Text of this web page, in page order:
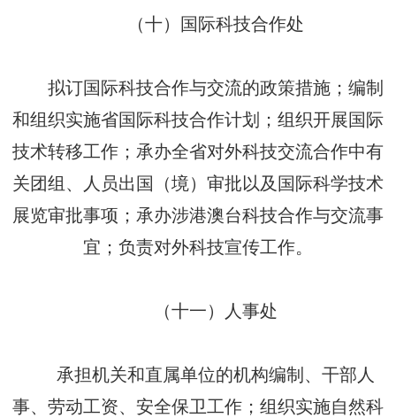
（十）国际科技合作处
拟订国际科技合作与交流的政策措施；编制
和组织实施省国际科技合作计划；组织开展国际
技术转移工作；承办全省对外科技交流合作中有
关团组、人员出国（境）审批以及国际科学技术
展览审批事项；承办涉港澳台科技合作与交流事
宜；负责对外科技宣传工作。
（十一）人事处
承担机关和直属单位的机构编制、干部人
事、劳动工资、安全保卫工作；组织实施自然科